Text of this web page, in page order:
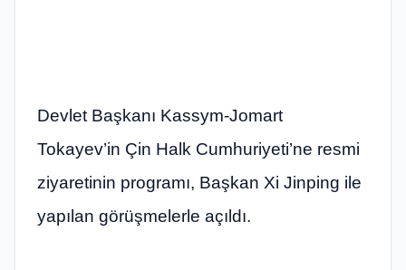
Devlet Başkanı Kassym-Jomart
Tokayev’in Çin Halk Cumhuriyeti’ne resmi
ziyaretinin programı, Başkan Xi Jinping ile
yapılan görüşmelerle açıldı.